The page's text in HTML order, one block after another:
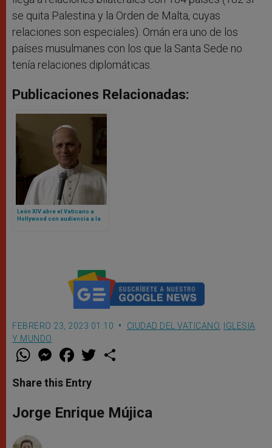
se quita Palestina y la Orden de Malta, cuyas
relaciones son especiales). Omán era uno de los
países musulmanes con los que la Santa Sede no
tenía relaciones diplomáticas.
Publicaciones Relacionadas:
León XIV abre el Vaticano a
Hollywood con audiencia a la
FEBRERO 23, 2023 01:10 CIUDAD DEL VATICANO IGLESIA
Y MUNDO
W
t
s
p
p
M
e
s
e
g
e
F
a
e
b
o
k
w
r
Share this Entry
Jorge Enrique Mújica